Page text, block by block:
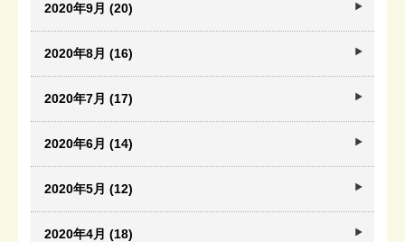
2020年9月 (20)
2020年8月 (16)
2020年7月 (17)
2020年6月 (14)
2020年5月 (12)
2020年4月 (18)